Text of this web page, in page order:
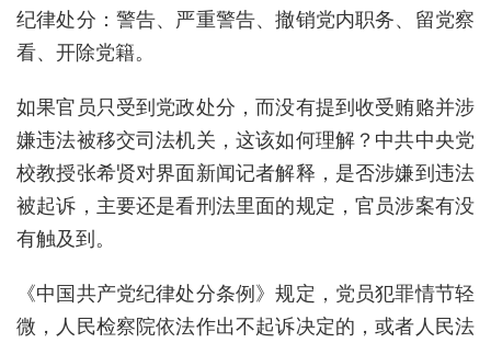
纪律处分：警告、严重警告、撤销党内职务、留党察
看、开除党籍。
如果官员只受到党政处分，而没有提到收受贿赂并涉
嫌违法被移交司法机关，这该如何理解？中共中央党
校教授张希贤对界面新闻记者解释，是否涉嫌到违法
被起诉，主要还是看刑法里面的规定，官员涉案有没
有触及到。
《中国共产党纪律处分条例》规定，党员犯罪情节轻
微，人民检察院依法作出不起诉决定的，或者人民法